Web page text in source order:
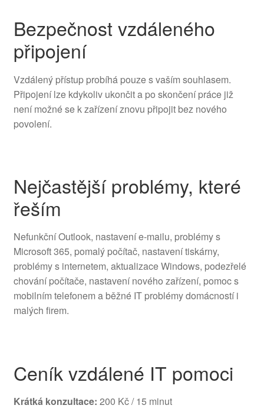
Bezpečnost vzdáleného
připojení
Vzdálený přístup probíhá pouze s vaším souhlasem.
Připojení lze kdykoliv ukončit a po skončení práce již
není možné se k zařízení znovu připojit bez nového
povolení.
Nejčastější problémy, které
řeším
Nefunkční Outlook, nastavení e-mailu, problémy s
Microsoft 365, pomalý počítač, nastavení tiskárny,
problémy s internetem, aktualizace Windows, podezřelé
chování počítače, nastavení nového zařízení, pomoc s
mobilním telefonem a běžné IT problémy domácností i
malých firem.
Ceník vzdálené IT pomoci
Krátká konzultace: 200 Kč / 15 minut